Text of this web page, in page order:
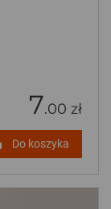
7.00 zł
Do koszyka